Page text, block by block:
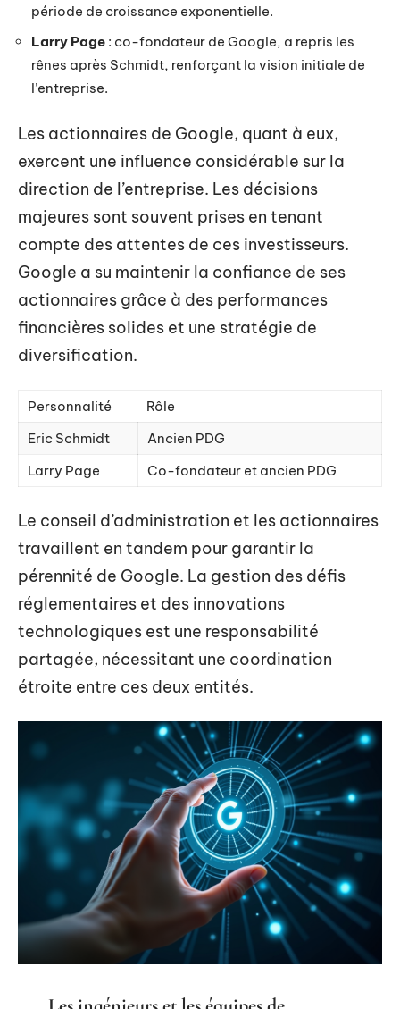
période de croissance exponentielle.
Larry Page : co-fondateur de Google, a repris les
rênes après Schmidt, renforçant la vision initiale de
l’entreprise.
Les actionnaires de Google, quant à eux,
exercent une influence considérable sur la
direction de l’entreprise. Les décisions
majeures sont souvent prises en tenant
compte des attentes de ces investisseurs.
Google a su maintenir la confiance de ses
actionnaires grâce à des performances
financières solides et une stratégie de
diversification.
Personnalité
Rôle
Eric Schmidt
Ancien PDG
Larry Page
Co-fondateur et ancien PDG
Le conseil d’administration et les actionnaires
travaillent en tandem pour garantir la
pérennité de Google. La gestion des défis
réglementaires et des innovations
technologiques est une responsabilité
partagée, nécessitant une coordination
étroite entre ces deux entités.